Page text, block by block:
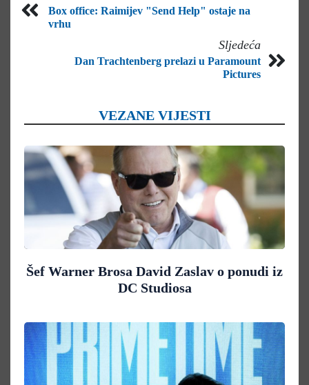
Box office: Raimijev "Send Help" ostaje na
vrhu
Sljedeća
Dan Trachtenberg prelazi u Paramount
Pictures
VEZANE VIJESTI
Šef Warner Brosa David Zaslav o ponudi iz
DC Studiosa